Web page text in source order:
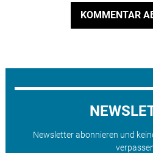
KOMMENTAR
Newsletter abonnieren und